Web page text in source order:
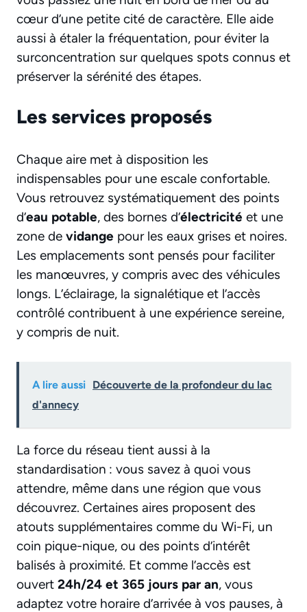
cœur d’une petite cité de caractère. Elle aide
aussi à étaler la fréquentation, pour éviter la
surconcentration sur quelques spots connus et
préserver la sérénité des étapes.
Les services proposés
Chaque aire met à disposition les
indispensables pour une escale confortable.
Vous retrouvez systématiquement des points
d’eau potable, des bornes d’électricité et une
zone de vidange pour les eaux grises et noires.
Les emplacements sont pensés pour faciliter
les manœuvres, y compris avec des véhicules
longs. L’éclairage, la signalétique et l’accès
contrôlé contribuent à une expérience sereine,
y compris de nuit.
A lire aussi Découverte de la profondeur du lac
d'annecy
La force du réseau tient aussi à la
standardisation : vous savez à quoi vous
attendre, même dans une région que vous
découvrez. Certaines aires proposent des
atouts supplémentaires comme du Wi-Fi, un
coin pique-nique, ou des points d’intérêt
balisés à proximité. Et comme l’accès est
ouvert 24h/24 et 365 jours par an, vous
adaptez votre horaire d’arrivée à vos pauses, à